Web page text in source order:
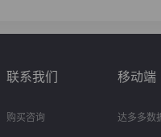
联系我们
购买咨询
移动端
达多多数